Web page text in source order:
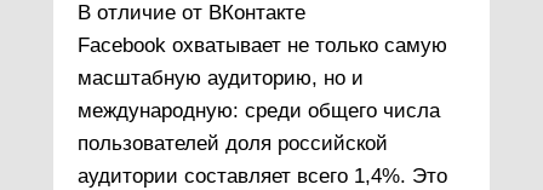
В отличие от ВКонтакте
Facebook охватывает не только самую
масштабную аудиторию, но и
международную: среди общего числа
пользователей доля российской
аудитории составляет всего 1,4%. Это